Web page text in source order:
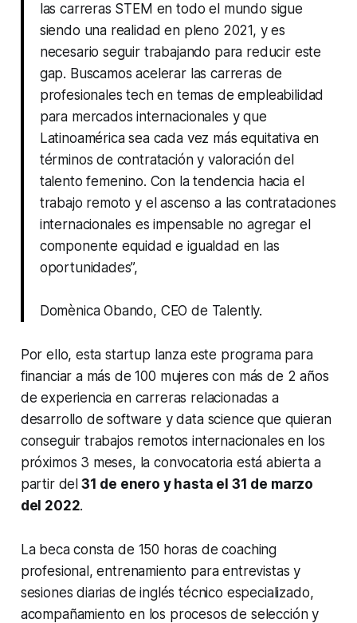
las carreras STEM en todo el mundo sigue
siendo una realidad en pleno 2021, y es
necesario seguir trabajando para reducir este
gap. Buscamos acelerar las carreras de
profesionales tech en temas de empleabilidad
para mercados internacionales y que
Latinoamérica sea cada vez más equitativa en
términos de contratación y valoración del
talento femenino. Con la tendencia hacia el
trabajo remoto y el ascenso a las contrataciones
internacionales es impensable no agregar el
componente equidad e igualdad en las
oportunidades”,
Domènica Obando, CEO de Talently.
Por ello, esta startup lanza este programa para
financiar a más de 100 mujeres con más de 2 años
de experiencia en carreras relacionadas a
desarrollo de software y data science que quieran
conseguir trabajos remotos internacionales en los
próximos 3 meses, la convocatoria está abierta a
partir del 31 de enero y hasta el 31 de marzo
del 2022.
La beca consta de 150 horas decoaching
profesional, entrenamiento para entrevistas y
sesiones diarias de inglés técnico especializado,
acompañamiento en los procesos de selección y